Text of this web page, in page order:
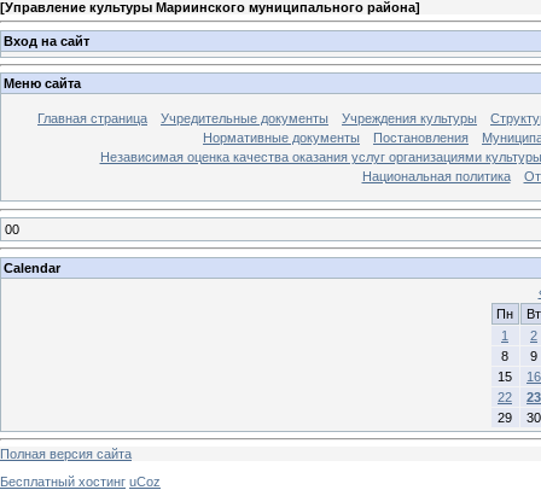
[Управление культуры Мариинского муниципального района]
Вход на сайт
Меню сайта
Главная страница Учредительные документы Учреждения культуры
Нормативные документы
Постановления
Независимая оценка качества оказания услуг организациями культуры
Национальная политика
00
Calendar
Пн
Вт
1
2
8
9
15
16
22
23
29
30
Полная версия сайта
Бесплатный хостинг uCoz